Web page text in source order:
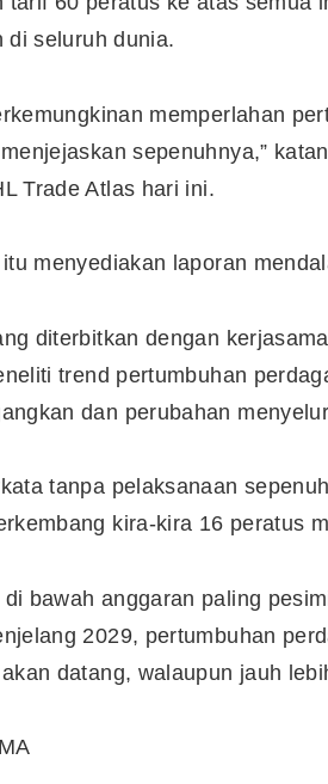
di seluruh dunia.
memperlahan
sepenuhnya,”
Trade Atlas hari ini.
menyediakan laporan
diterbitkan dengan
trend pertumbuhan
dan perubahan
tanpa pelaksanaan
kira-kira 16 peratus
di bawah anggaran paling
2029, pertumbuhan
datang, walaupun jauh